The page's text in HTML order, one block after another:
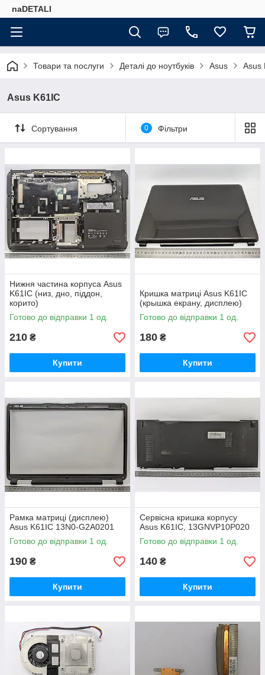
naDETALI
Товари та послуги Деталі до ноутбуків Asus Asus
Asus K61IC
Сортування 0 Фільтри
Нижня частина корпуса Asus
K61IC (низ, дно, піддон,
корито)
Готово до відправки 1 од.
210 ₴
Купити
Кришка матриці Asus K61IC
(крышка екрану, дисплею)
Готово до відправки 1 од.
180 ₴
Купити
Рамка матриці (дисплею)
Asus K61IC 13N0-G2A0201
Готово до відправки 1 од.
190 ₴
Купити
Сервісна кришка корпусу
Asus K61IC, 13GNVP10P020
Готово до відправки 1 од.
140 ₴
Купити